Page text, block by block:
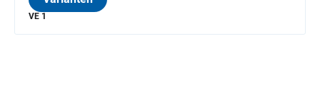
VE 1